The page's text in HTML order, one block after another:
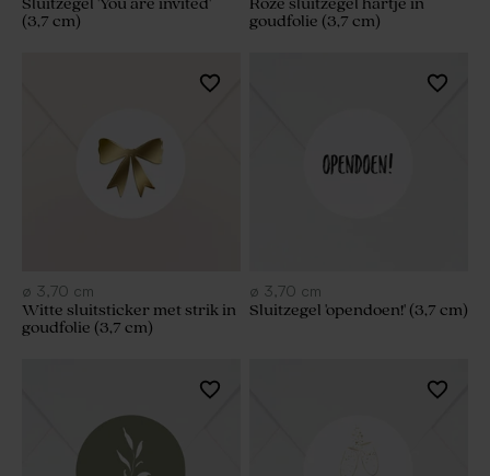
Sluitzegel 'You are invited'
(3,7 cm)
Roze sluitzegel hartje in
goudfolie (3,7 cm)
ø 3,70 cm
Witte sluitsticker met strik in
goudfolie (3,7 cm)
ø 3,70 cm
Sluitzegel 'opendoen!' (3,7 cm)